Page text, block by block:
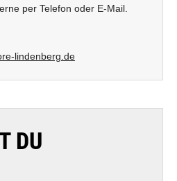
per Telefon oder E-Mail.
lindenberg.de
DU